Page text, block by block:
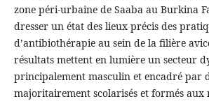
zone péri-urbaine de Saaba au Burkina
dresser un état des lieux précis des
d’antibiothérapie au sein de la filière
résultats mettent en lumière un secteur
principalement masculin et encadré par
majoritairement scolarisés et formés aux